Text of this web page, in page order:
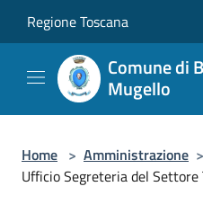
Regione Toscana
Comune di
Mugello
Home > Amministrazione >
Ufficio Segreteria del Settore